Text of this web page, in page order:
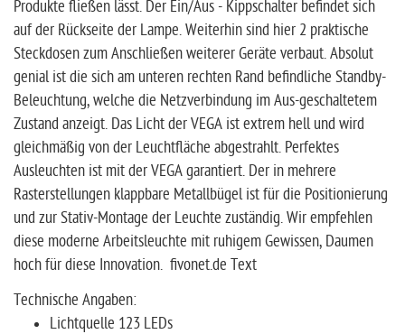
Produkte fließen lässt. Der Ein/Aus - Kippschalter befindet sich
auf der Rückseite der Lampe. Weiterhin sind hier 2 praktische
Steckdosen zum Anschließen weiterer Geräte verbaut. Absolut
genial ist die sich am unteren rechten Rand befindliche Standby-
Beleuchtung, welche die Netzverbindung im Aus-geschaltetem
Zustand anzeigt. Das Licht der VEGA ist extrem hell und wird
gleichmäßig von der Leuchtfläche abgestrahlt. Perfektes
Ausleuchten ist mit der VEGA garantiert. Der in mehrere
Rasterstellungen klappbare Metallbügel ist für die Positionierung
und zur Stativ-Montage der Leuchte zuständig. Wir empfehlen
diese moderne Arbeitsleuchte mit ruhigem Gewissen, Daumen
hoch für diese Innovation. fivonet.de Text
Technische Angaben:
Lichtquelle 123 LEDs